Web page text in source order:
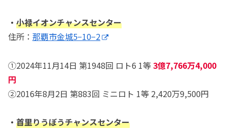
・ 小禄イオンチャンスセンター
住所： 那覇市金城5−10−2
①2024年11月14日 第1948回 ロト6 1等3億7,766万4,000
円
②2016年8月2日 第883回 ミニロト 1等 2,420万9,500円
・ 首里りうぼうチャンスセンター